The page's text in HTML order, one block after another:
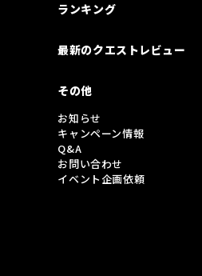
ランキング
最新のクエストレビュー
その他
お知らせ
キャンペーン情報
Q&A
お問い合わせ
イベント企画依頼